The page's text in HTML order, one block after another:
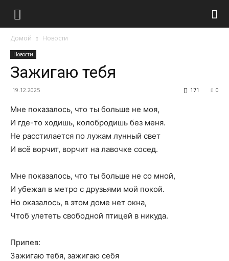
Домой Новости
Новости
Зажигаю тебя
19.12.2025 0
171
Мне показалось, что ты больше не моя,
И где-то ходишь, колобродишь без меня.
Не расстилается по лужам лунный свет
И всё ворчит, ворчит на лавочке сосед.
Мне показалось, что ты больше не со мной,
И убежал в метро с друзьями мой покой.
Но оказалось, в этом доме нет окна,
Чтоб улететь свободной птицей в никуда.
Припев:
Зажигаю тебя, зажигаю себя